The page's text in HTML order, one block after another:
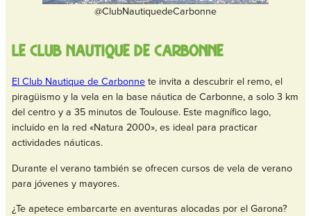
@ClubNautiquedeCarbonne
Le Club Nautique de Carbonne
El Club Nautique de Carbonnete invita a descubrir el remo, el
piragüismo y la vela en la base náutica de Carbonne, a solo 3 km
del centro y a 35 minutos de Toulouse. Este magnífico lago,
incluido en la red «Natura 2000», es ideal para practicar
actividades náuticas.
Durante el verano también se ofrecen cursos de vela de verano
para jóvenes y mayores.
¿Te apetece embarcarte en aventuras alocadas por el Garona?